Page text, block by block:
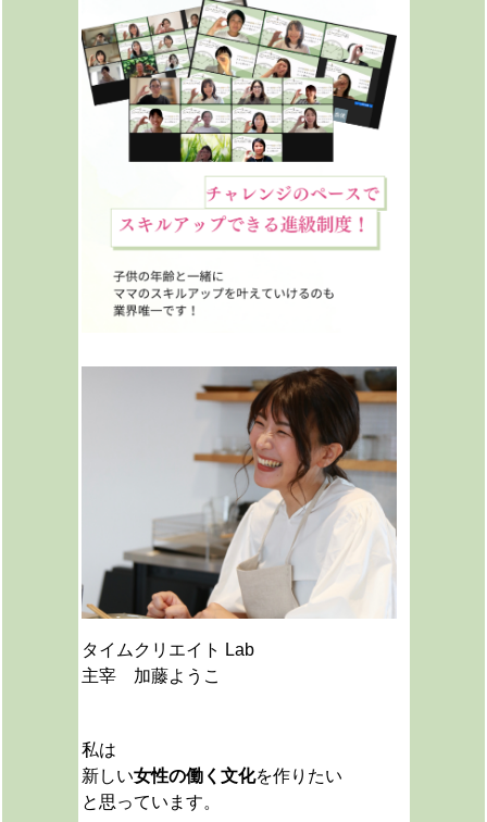
タイムクリエイト Lab
主宰 加藤ようこ
私は
新しい女性の働く文化を作りたい
と思っています。